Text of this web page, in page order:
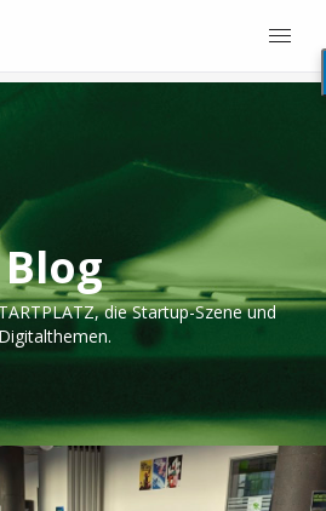
Blog
die Startup-Szene und
Digitalthemen.